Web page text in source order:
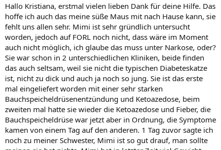
Hallo Kristiana, erstmal vielen lieben Dank für deine Hilfe. Das
hoffe ich auch das meine süße Maus mit nach Hause kann, sie
fehlt uns allen sehr. Mimi ist sehr gründlich untersucht
worden, jedoch auf FORL noch nicht, dass wäre im Moment
auch nicht möglich, ich glaube das muss unter Narkose, oder?
Sie war schon in 2 unterschiedlichen Kliniken, beide finden
das auch seltsam, weil sie nicht die typischen Diabeteskatze
ist, nicht zu dick und auch ja noch so jung. Sie ist das erste
mal eingeliefert worden mit einer sehr starken
Bauchspeicheldrüsenentzündung und Ketoazedose, beim
zweiten mal hatte sie wieder die Ketoazedose und Fieber, die
Bauchspeicheldrüse war jetzt aber in Ordnung, die Symptome
kamen von einem Tag auf den anderen. 1 Tag zuvor sagte ich
noch zu meiner Schwester, Mimi ist so gut drauf, man sollte